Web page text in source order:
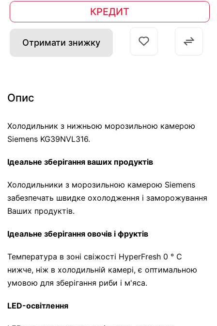
КРЕДИТ
Отримати знижку
Опис
Холодильник з нижньою морозильною камерою
Siemens KG39NVL316.
Ідеальне зберігання ваших продуктів
Холодильники з морозильною камерою Siemens
забезпечать швидке охолодження і заморожування
Ваших продуктів.
Ідеальне зберігання овочів і фруктів
Температура в зоні свіжості HyperFresh 0 ° С
нижче, ніж в холодильній камері, є оптимальною
умовою для зберігання риби і м'яса.
LED-освітлення